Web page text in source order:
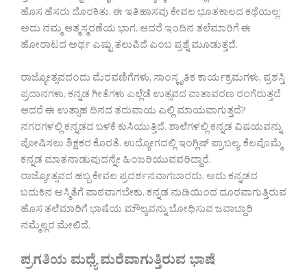
ಹೊಸ ಹೆಸರು ದೊರಕಿತು. ಈ ಇತಿಹಾಸವು ಕೇವಲ ಭೂತಕಾಲದ ಕಥೆಯಲ್ಲ;
ಅದು ನಮ್ಮ ಆತ್ಮಸ್ಮರಣೆಯ ಭಾಗ. ಆದರೆ ಇಂದಿನ ತಲೆಮಾರಿಗೆ ಈ
ಹೋರಾಟದ ಅರ್ಥ ಎಷ್ಟು ತಲುಪಿದೆ ಎಂಬ ಪ್ರಶ್ನೆ ಮೂಡುತ್ತದೆ.
ರಾಜ್ಯೋತ್ಸವದಂದು ಮೆರವಣಿಗೆಗಳು, ಸಾಂಸ್ಕೃತಿಕ ಕಾರ್ಯಕ್ರಮಗಳು, ಪ್ರಶಸ್ತಿ
ಪ್ರದಾನಗಳು, ಕನ್ನಡ ಗೀತೆಗಳು ಎಲ್ಲೆಡೆ ಉತ್ಸವದ ವಾತಾವರಣ ರಂಗೆರುತ್ತದೆ
ಆದರೆ ಈ ಉತ್ಸಾಹ ದಿನದ ತರುವಾಯ ಎಲ್ಲಿ ಮಾಯವಾಗುತ್ತದೆ?
ನಗರಗಳಲ್ಲಿ ಕನ್ನಡದ ಬಳಕೆ ಕುಸಿಯುತ್ತಿದೆ. ಶಾಲೆಗಳಲ್ಲಿ ಕನ್ನಡ ವಿಷಯವನ್ನು
ಪೋಷಿಸಲು ಶಿಕ್ಷಕರ ಕೊರತೆ. ಉದ್ಯೋಗದಲ್ಲಿ ಇಂಗ್ಲಿಷ್ ಪ್ರಾಬಲ್ಯ. ಕೆಲವೊಮ್ಮೆ
ಕನ್ನಡ ಮಾತನಾಡುವುದನ್ನೇ ಹಿಂಜರಿಯುವವರಿದ್ದಾರೆ.
ರಾಜ್ಯೋತ್ಸವದ ಹಬ್ಬ ಕೇವಲ ಪ್ರದರ್ಶನವಾಗಬಾರದು. ಅದು ಕನ್ನಡದ
ಬದುಕಿನ ಅಸ್ಮಿತೆಗೆ ಪಾಠವಾಗಬೇಕು. ಕನ್ನಡ ನುಡಿಯಿಂದ ದೂರವಾಗುತ್ತಿರುವ
ಹೊಸ ತಲೆಮಾರಿಗೆ ಭಾಷೆಯ ಮೌಲ್ಯವನ್ನು ಬೋಧಿಸುವ ಜವಾಬ್ದಾರಿ
ನಮ್ಮೆಲ್ಲರ ಮೇಲಿದೆ.
ಪ್ರಗತಿಯ ಮಧ್ಯೆ ಮರೆವಾಗುತ್ತಿರುವ ಭಾಷೆ